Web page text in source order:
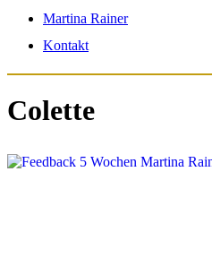
Martina Rainer
Kontakt
Colette